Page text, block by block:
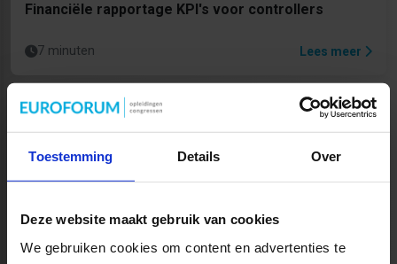
Toestemming Details Over
Deze website maakt gebruik van cookies
We gebruiken cookies om content en advertenties te
Financiële rapportage KPI's voor controllers
7 minuten Lees meer